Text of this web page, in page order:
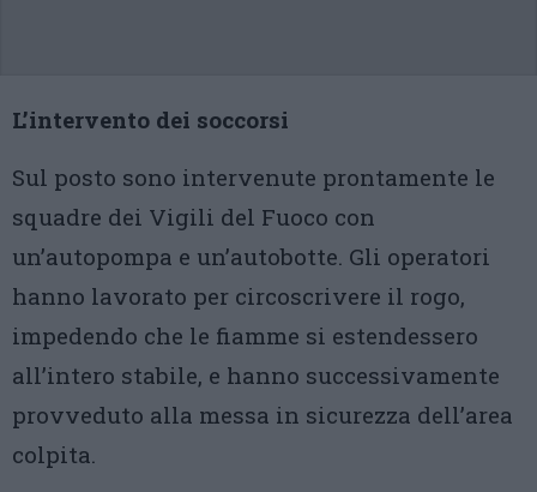
L’intervento dei soccorsi
Sul posto sono intervenute prontamente le
squadre dei Vigili del Fuoco con
un’autopompa e un’autobotte. Gli operatori
hanno lavorato per circoscrivere il rogo,
impedendo che le fiamme si estendessero
all’intero stabile, e hanno successivamente
provveduto alla messa in sicurezza dell’area
colpita.